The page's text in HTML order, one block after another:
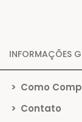
INFORMAÇÕES
> Como
> Contato